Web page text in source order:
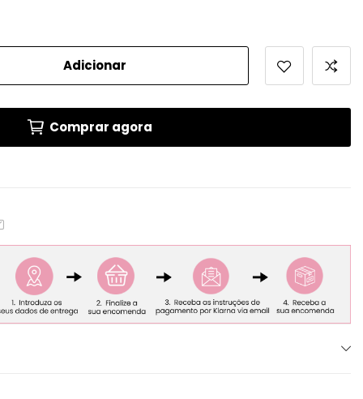
Adicionar
Comprar agora